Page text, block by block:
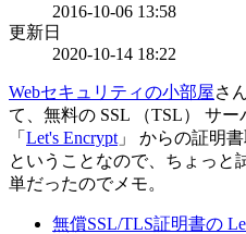
2016-10-06 13:58
更新日
2020-10-14 18:22
Webセキュリティの小部屋さ
て、無料の SSL （TSL） サ
「 Let's Encrypt 」 からの証明
ということなので、ちょっと
単だったのでメモ。
無償SSL/TLS証明書の